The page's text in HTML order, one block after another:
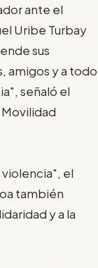
ante el
Uribe Turbay
sus
amigos y a todo
señaló el
el
también
y a la